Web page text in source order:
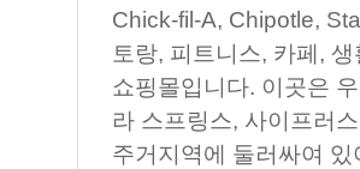
Chick-fil-A, Chipotle,
토랑, 피트니스, 카페,
쇼핑몰입니다. 이곳은
라 스프링스, 사이프러
주거지역에 둘러싸여